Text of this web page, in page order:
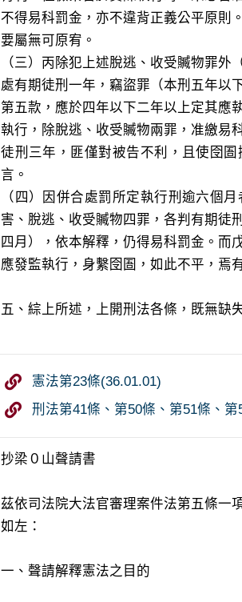
不得易科罰金，亦不違背正義公平原則
要屬無可原宥。
（三）丙除犯上述脫逃、收受贓物罪外
處有期徒刑一年，竊盜罪（本刑五年以
第五款，應於四年以下二年以上定其應
執行，除脫逃、收受贓物兩罪，准繳易
徒刑三年，匪僅對被告不利，且使囹
言。
（四）因併合處罰所定執行刑逾六個
害、脫逃、收受贓物四罪，各判有期徒
四月），依本解釋，仍得易科罰金。而
應發監執行，身繫囹圄，如此不平，焉
五、綜上所述，上開刑法各條，既無缺
憲法第23條(36.01.01)
刑法第41條、第50條、第51條、第
抄梁０山聲請書
茲依司法院大法官審理案件法第五條一
如左：
一、聲請解釋憲法之目的